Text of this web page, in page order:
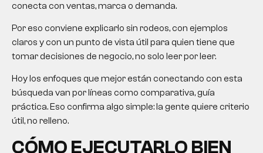
conecta con ventas, marca o demanda.
Por eso conviene explicarlo sin rodeos, con ejemplos
claros y con un punto de vista útil para quien tiene que
tomar decisiones de negocio, no solo leer por leer.
Hoy los enfoques que mejor están conectando con esta
búsqueda van por líneas como comparativa, guía
práctica. Eso confirma algo simple: la gente quiere criterio
útil, no relleno.
CÓMO EJECUTARLO BIEN